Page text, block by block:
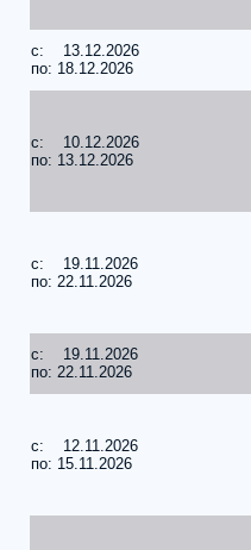
c: 13.12.2026
по: 18.12.2026
c: 10.12.2026
по: 13.12.2026
c: 19.11.2026
по: 22.11.2026
c: 19.11.2026
по: 22.11.2026
c: 12.11.2026
по: 15.11.2026